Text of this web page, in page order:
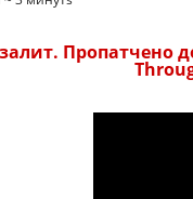
Пропатчено